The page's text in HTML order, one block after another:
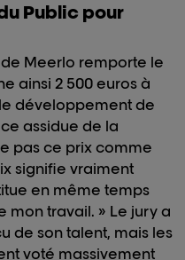
Public pour
Meerlo remporte le
ainsi 2 500 euros à
développement de
assidue de la
pas ce prix comme
signifie vraiment
en même temps
mon travail. » Le jury a
de son talent, mais les
voté massivement